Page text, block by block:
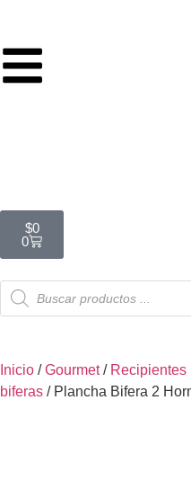
hasta 9 cuotas
la tienda
$0
0
Inicio /Gourmet/ Recipientes
biferas / Plancha Bifera 2